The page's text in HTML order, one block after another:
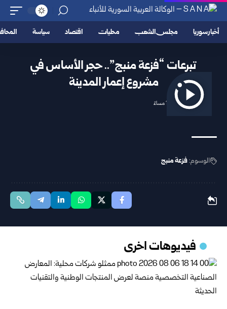
أخبار سوريا مجلس الشعب محليات اقتصاد سياسة
تبرعات “فزعة منبج”.. حجر الأساس في
مشروع إعمار المدينة
2025/10/10 11:22 مساءً
الوسوم:فزعة منبج
فيديوهات اخرى